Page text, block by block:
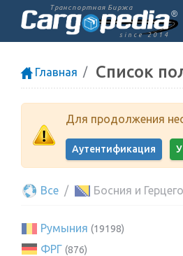
Транспортная Биржа
since 2014
Главная Список
Для продолжения
Аутентификация
Все Босния и
Румыния (19198)
ФРГ (876)